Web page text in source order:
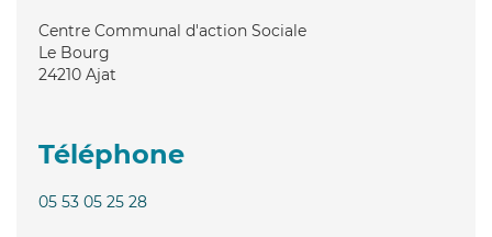
Centre Communal d'action Sociale
Le Bourg
24210 Ajat
Téléphone
05 53 05 25 28